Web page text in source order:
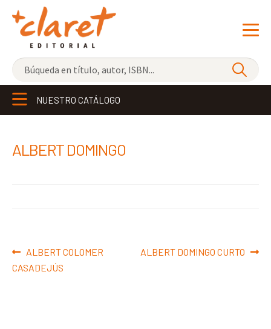
NOVEDADES
LOS MÁS VENDIDOS
NUESTRO CATÁLOGO
ALBERT DOMINGO
Navegación
de
Anterior:
ALBERT COLOMER
CASADEJÚS
Siguiente:
ALBERT DOMINGO CURTO